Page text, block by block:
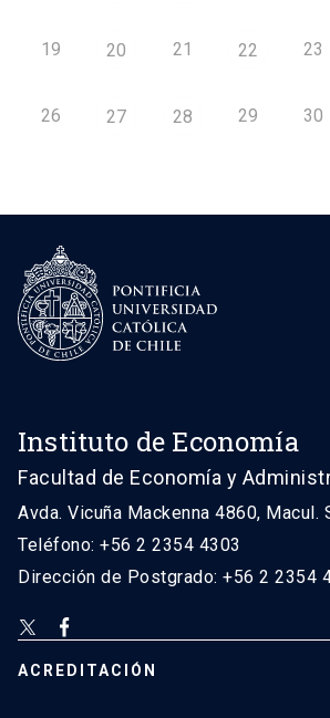
19 20 21 22 23
26 27 28 29 30
Instituto de Economía
Facultad de Economía y
Avda. Vicuña Mackenna 4860, Macul.
Teléfono: +56 2 2354 4303
Dirección de Postgrado: +56 2 2354
ACREDITACIÓN